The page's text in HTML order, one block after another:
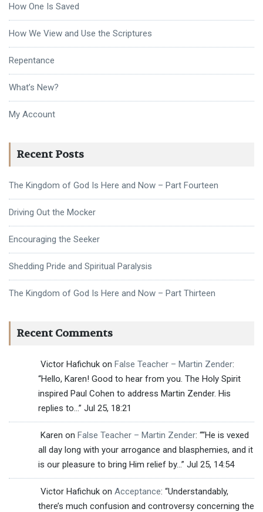
How One Is Saved
How We View and Use the Scriptures
Repentance
What’s New?
My Account
Recent Posts
The Kingdom of God Is Here and Now – Part Fourteen
Driving Out the Mocker
Encouraging the Seeker
Shedding Pride and Spiritual Paralysis
The Kingdom of God Is Here and Now – Part Thirteen
Recent Comments
Victor Hafichuk on False Teacher – Martin Zender:
“Hello, Karen! Good to hear from you. The Holy Spirit
inspired Paul Cohen to address Martin Zender. His
replies to…” Jul 25, 18:21
Karen on False Teacher – Martin Zender: ““He is vexed
all day long with your arrogance and blasphemies, and it
is our pleasure to bring Him relief by…” Jul 25, 14:54
Victor Hafichuk on Acceptance: “Understandably,
there’s much confusion and controversy concerning the